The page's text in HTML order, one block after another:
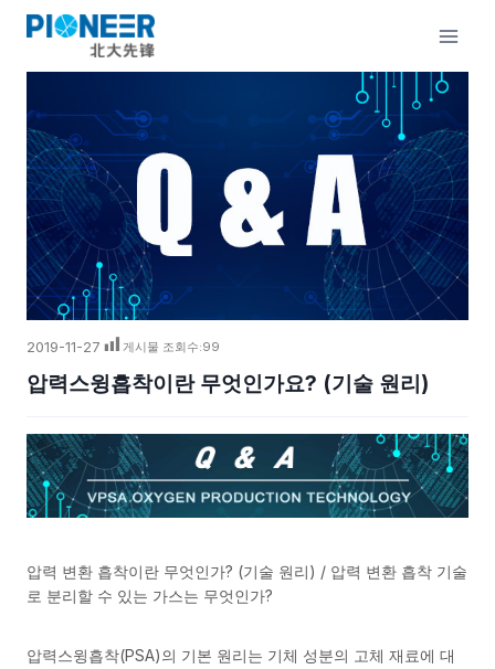
2019-11-27 게시물 조회수:99
압력스윙흡착이란 무엇인가요? (기술 원리)
압력 변환 흡착이란 무엇인가? (기술 원리) / 압력 변환 흡착 기술
로 분리할 수 있는 가스는 무엇인가?
압력스윙흡착(PSA)의 기본 원리는 기체 성분의 고체 재료에 대